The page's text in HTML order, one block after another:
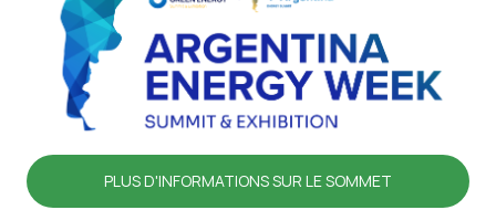
PLUS D'INFORMATIONS SUR LE SOMMET